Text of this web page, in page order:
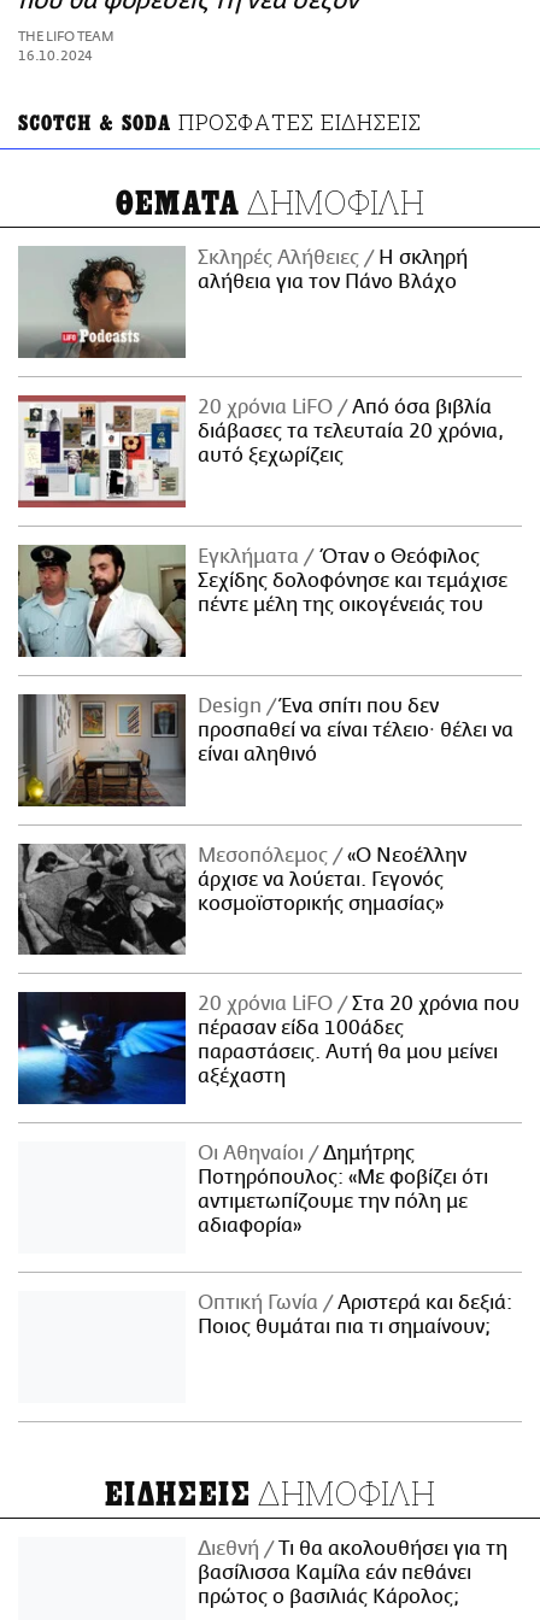
ΑΜΠΑ
PRINT
THE LIFO TEAM
16.10.2024
SCOTCH & SODA ΠΡΟΣΦΑΤΕΣ ΕΙΔΗΣΕΙΣ
ΘΕΜΑΤΑ ΔΗΜΟΦΙΛΗ
Σκληρές Αλήθειες
H σκληρή
αλήθεια για τον Πάνο Βλάχο
20 χρόνια LiFO
Από όσα βιβλία
διάβασες τα τελευταία 20 χρόνια,
αυτό ξεχωρίζεις
Εγκλήματα
Όταν ο Θεόφιλος
Σεχίδης δολοφόνησε και τεμάχισε
πέντε μέλη της οικογένειάς του
Design
Ένα σπίτι που δεν
προσπαθεί να είναι τέλειο· θέλει να
είναι αληθινό
Μεσοπόλεμος
«Ο Νεοέλλην
άρχισε να λούεται. Γεγονός
κοσμοϊστορικής σημασίας»
20 χρόνια LiFO
Στα 20 χρόνια που
πέρασαν είδα 100άδες
παραστάσεις. Αυτή θα μου μείνει
αξέχαστη
Οι Αθηναίοι
Δημήτρης
Ποτηρόπουλος: «Με φοβίζει ότι
αντιμετωπίζουμε την πόλη με
αδιαφορία»
Οπτική Γωνία
Αριστερά και δεξιά:
Ποιος θυμάται πια τι σημαίνουν;
ΕΙΔΗΣΕΙΣ ΔΗΜΟΦΙΛΗ
Διεθνή
Τι θα ακολουθήσει για τη
βασίλισσα Καμίλα εάν πεθάνει
πρώτος ο βασιλιάς Κάρολος;